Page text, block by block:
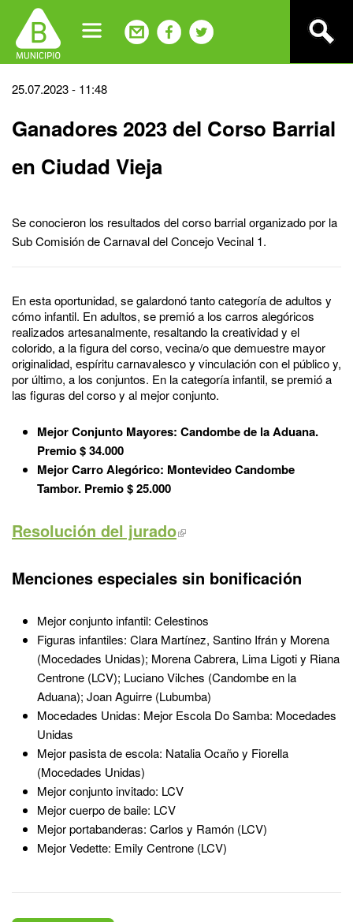
navigation
Back
top
25.07.2023 - 11:48
Ganadores 2023 del Corso Barrial
en Ciudad Vieja
Se conocieron los resultados del corso barrial organizado por la
Sub Comisión de Carnaval del Concejo Vecinal 1.
En esta oportunidad, se galardonó tanto categoría de adultos y
cómo infantil. En adultos, se premió a los carros alegóricos
realizados artesanalmente, resaltando la creatividad y el
colorido, a la figura del corso, vecina/o que demuestre mayor
originalidad, espíritu carnavalesco y vinculación con el público y,
por último, a los conjuntos. En la categoría infantil, se premió a
las figuras del corso y al mejor conjunto.
Mejor Conjunto Mayores: Candombe de la Aduana.
Premio $ 34.000
Mejor Carro Alegórico: Montevideo Candombe
Tambor. Premio $ 25.000
Resolución del jurado
Menciones especiales sin bonificación
Mejor conjunto infantil: Celestinos
Figuras infantiles: Clara Martínez, Santino Ifrán y Morena
(Mocedades Unidas); Morena Cabrera, Lima Ligoti y Riana
Centrone (LCV); Luciano Vilches (Candombe en la
Aduana); Joan Aguirre (Lubumba)
Mocedades Unidas: Mejor Escola Do Samba: Mocedades
Unidas
Mejor pasista de escola: Natalia Ocaño y Fiorella
(Mocedades Unidas)
Mejor conjunto invitado: LCV
Mejor cuerpo de baile: LCV
Mejor portabanderas: Carlos y Ramón (LCV)
Mejor Vedette: Emily Centrone (LCV)